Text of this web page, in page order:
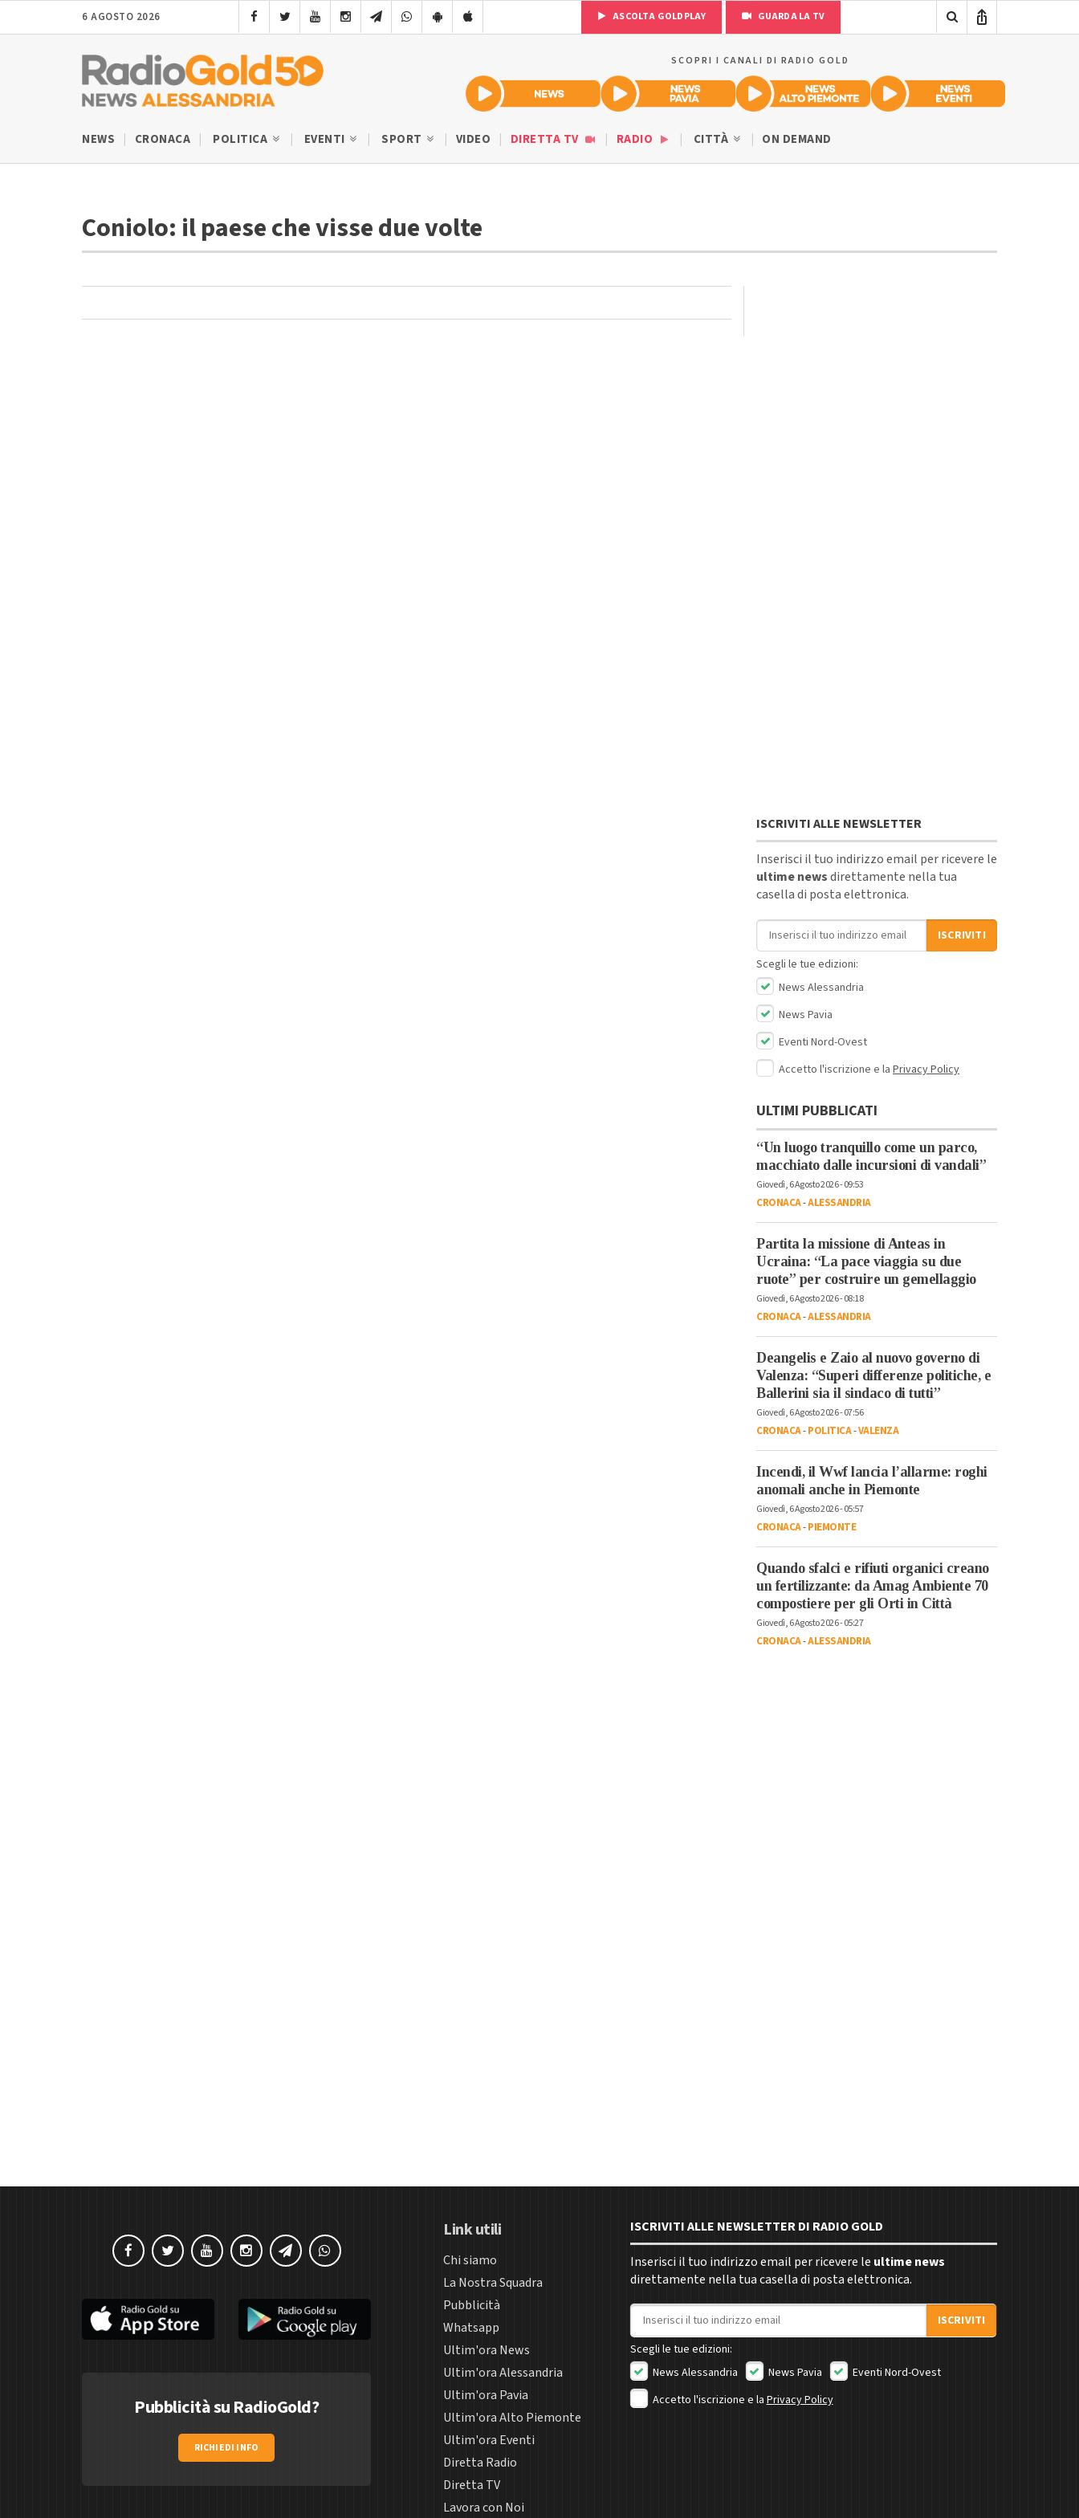
6 AGOSTO 2026 ASCOLTA GOLDPLAY GUARDA LA TV
SCOPRI I CANALI DI RADIO GOLD
NEWS CRONACA POLITICA EVENTI SPORT VIDEO DIRETTA TV RADIO CITTÀ ON DEMAND
Coniolo: il paese che visse due volte
ISCRIVITI ALLE NEWSLETTER
Inserisci il tuo indirizzo email per ricevere le
ultime newsdirettamente nella tua
casella di posta elettronica.
Indirizzo email
ISCRIVITI
Scegli le tue edizioni:
News Alessandria
News Pavia
Eventi Nord-Ovest
Accetto l'iscrizione e la Privacy Policy
ULTIMI PUBBLICATI
“Un luogo tranquillo come un parco,
macchiato dalle incursioni di vandali”
Giovedì, 6 Agosto 2026 - 09:53
CRONACA-ALESSANDRIA
Partita la missione di Anteas in
Ucraina: “La pace viaggia su due
ruote” per costruire un gemellaggio
Giovedì, 6 Agosto 2026 - 08:18
CRONACA-ALESSANDRIA
Deangelis e Zaio al nuovo governo di
Valenza: “Superi differenze politiche, e
Ballerini sia il sindaco di tutti”
Giovedì, 6 Agosto 2026 - 07:56
CRONACA-POLITICA-VALENZA
Incendi, il Wwf lancia l’allarme: roghi
anomali anche in Piemonte
Giovedì, 6 Agosto 2026 - 05:57
CRONACA-PIEMONTE
Quando sfalci e rifiuti organici creano
un fertilizzante: da Amag Ambiente 70
compostiere per gli Orti in Città
Giovedì, 6 Agosto 2026 - 05:27
CRONACA-ALESSANDRIA
Pubblicità su RadioGold?
RICHIEDI INFO
Link utili
Chi siamo
La Nostra Squadra
Pubblicità
Whatsapp
Ultim'ora News
Ultim'ora Alessandria
Ultim'ora Pavia
Ultim'ora Alto Piemonte
Ultim'ora Eventi
Diretta Radio
Diretta TV
Lavora con Noi
ISCRIVITI ALLE NEWSLETTER DI RADIO GOLD
Inserisci il tuo indirizzo email per ricevere le ultime news
direttamente nella tua casella di posta elettronica.
Indirizzo email
ISCRIVITI
Scegli le tue edizioni:
News Alessandria
News Pavia
Eventi Nord-Ovest
Accetto l'iscrizione e la Privacy Policy